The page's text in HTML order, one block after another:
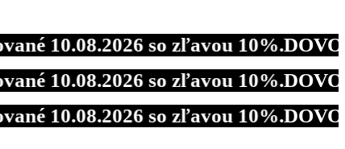
so zľavou 10%.
so zľavou 10%.
so zľavou 10%.